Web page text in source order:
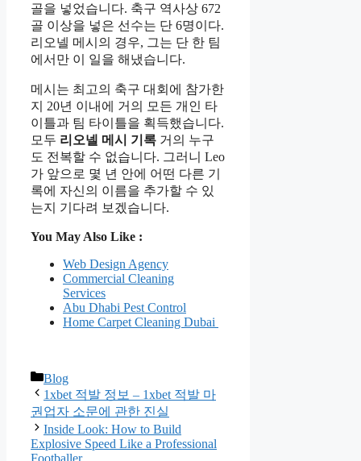
골을 넣었습니다. 축구 역사상 672
골 이상을 넣은 선수는 단 6명이다.
리오넬 메시의 경우, 그는 단 한 팀
에서만 이 일을 해냈습니다.
메시는 최고의 축구 대회에 참가한
지 20년 이내에 거의 모든 개인 타
이틀과 팀 타이틀을 획득했습니다.
모두 리오넬 메시 기록 거의 누구
도 전복할 수 없습니다. 그러니 Leo
가 앞으로 몇 년 안에 어떤 다른 기
록에 자신의 이름을 추가할 수 있
는지 기다려 보겠습니다.
You May Also Like :
Web Design Agency
Commercial Cleaning
Services
Abu Dhabi Pest Control
Home Carpet Cleaning Dubai
Categories
Blog
1xbet 적발 정보 – 1xbet 적발 마
권업자 소문에 관한 진실
Inside Look: How to Build
Explosive Speed Like a Professional
Footballer